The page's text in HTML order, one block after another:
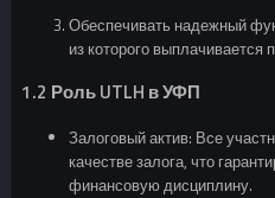
Обеспечивать надежный
из которого
1.2 Роль UTLH в УФП
Залоговый актив: Все
качестве залога, что
финансовую дисциплину.